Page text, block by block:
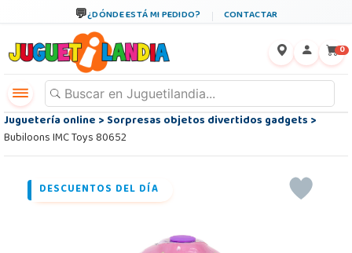
¿DÓNDE ESTÁ MI PEDIDO? CONTACTAR
0
Juguetería online>Sorpresas objetos divertidos gadgets>
Bubiloons IMC Toys 80652
DESCUENTOS DEL DÍA